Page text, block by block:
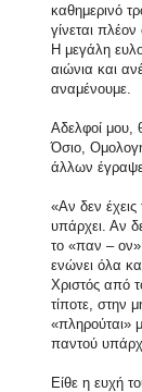
καθημερινό
γίνεται
Η μεγάλη
αιώνια και
αναμένουμε.
Αδελφοί μου,
Όσιο,
άλλων
«Αν δεν έχεις
υπάρχει. Αν
το «παν – ον»
ενώνει όλα
Χριστός από
τίποτε, στην
«πληρούται»
παντού
Είθε η ευχή